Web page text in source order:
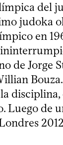
del
judoka
en
de Jorge
de